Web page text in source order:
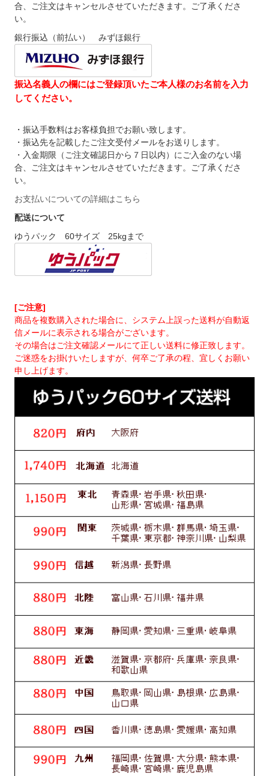
合、ご注文はキャンセルさせていただきます。ご了承くださ
い。
銀行振込（前払い） みずほ銀行
振込名義人の欄にはご登録頂いたご本人様のお名前を入力
してください。
・振込手数料はお客様負担でお願い致します。
・振込先を記載したご注文受付メールをお送りします。
・入金期限（ご注文確認日から７日以内）にご入金のない場
合、ご注文はキャンセルさせていただきます。ご了承くださ
い。
お支払いについての詳細はこちら
配送について
ゆうパック 60サイズ 25kgまで
[ご注意]
商品を複数購入された場合に、システム上誤った送料が自動返
信メールに表示される場合がございます。
その場合はご注文確認メールにて正しい送料に修正致します。
ご迷惑をお掛けいたしますが、何卒ご了承の程、宜しくお願い
申し上げます。